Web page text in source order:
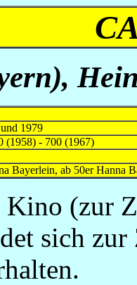
1979
(1958) - 700 (1967)
Bayerlein, ab 50er Hanna
Kino (zur
sich